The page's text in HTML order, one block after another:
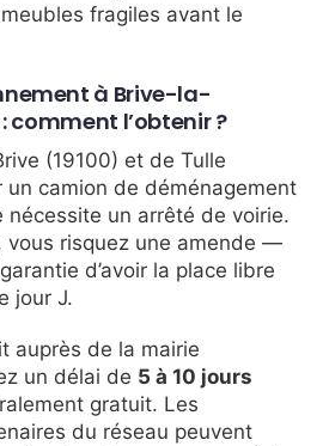
fragiles avant le
à Brive-la-
comment l’obtenir ?
(19100) et de Tulle
camion de déménagement
nécessite un arrêté de voirie.
vous risquez une amende —
d’avoir la place libre
jour J.
auprès de la mairie
un délai de 5 à 10 jours
gratuit. Les
du réseau peuvent